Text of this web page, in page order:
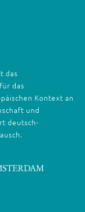
das
das
Kontext an
und
deutsch-